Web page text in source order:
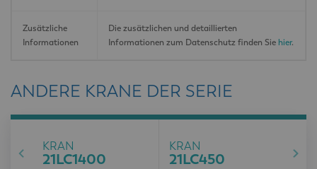
Zusätzliche
Informationen
Die zusätzlichen und detaillierten
Informationen zum Datenschutz finden Sie hier.
ANDERE KRANE DER SERIE
KRAN
21LC1400
KRAN
21LC450